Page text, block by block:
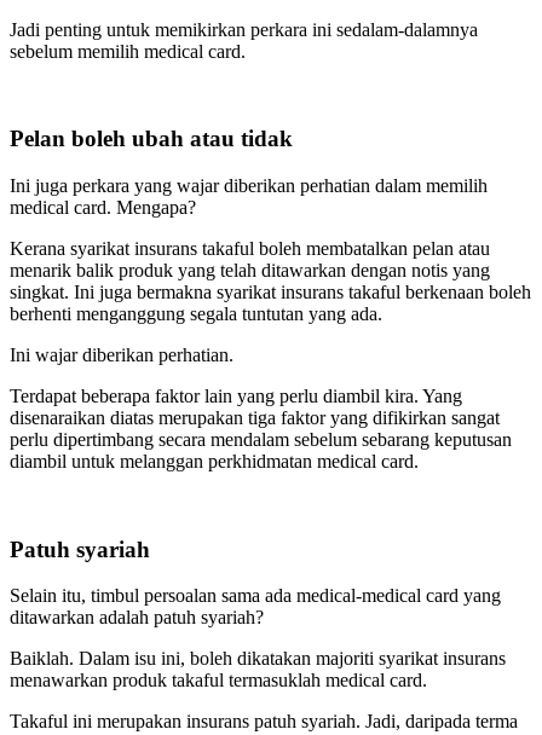
Jadi penting untuk memikirkan perkara ini sedalam-dalamnya
sebelum memilih medical card.
Pelan boleh ubah atau tidak
Ini juga perkara yang wajar diberikan perhatian dalam memilih
medical card. Mengapa?
Kerana syarikat insurans takaful boleh membatalkan pelan atau
menarik balik produk yang telah ditawarkan dengan notis yang
singkat. Ini juga bermakna syarikat insurans takaful berkenaan boleh
berhenti menganggung segala tuntutan yang ada.
Ini wajar diberikan perhatian.
Terdapat beberapa faktor lain yang perlu diambil kira. Yang
disenaraikan diatas merupakan tiga faktor yang difikirkan sangat
perlu dipertimbang secara mendalam sebelum sebarang keputusan
diambil untuk melanggan perkhidmatan medical card.
Patuh syariah
Selain itu, timbul persoalan sama ada medical-medical card yang
ditawarkan adalah patuh syariah?
Baiklah. Dalam isu ini, boleh dikatakan majoriti syarikat insurans
menawarkan produk takaful termasuklah medical card.
Takaful ini merupakan insurans patuh syariah. Jadi, daripada terma